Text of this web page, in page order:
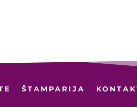
ŠTAMPARIJA